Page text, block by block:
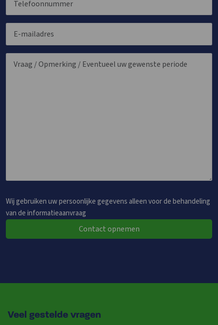
Wij gebruiken uw persoonlijke gegevens alleen voor de behandeling
van de informatieaanvraag
Contact opnemen
Veel gestelde vragen